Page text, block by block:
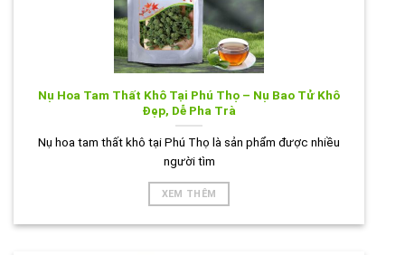
Nụ Hoa Tam Thất Khô Tại Phú Thọ – Nụ Bao Tử Khô
Đẹp, Dễ Pha Trà
Nụ hoa tam thất khô tại Phú Thọ là sản phẩm được nhiều
người tìm
XEM THÊM